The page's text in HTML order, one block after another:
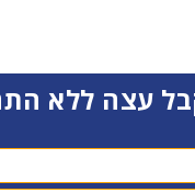
עצה ללא